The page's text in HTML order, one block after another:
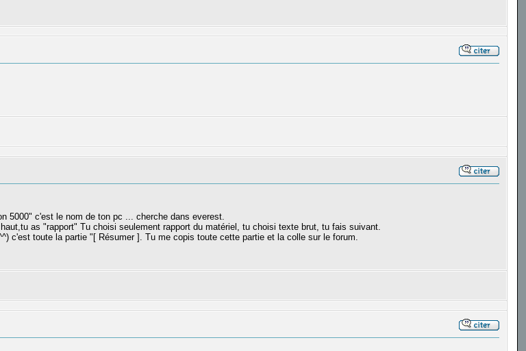
5000" c'est le nom de ton pc ... cherche dans everest.
as "rapport" Tu choisi seulement rapport du matériel, tu choisi texte brut, tu fais suivant.
c'est toute la partie "[ Résumer ]. Tu me copis toute cette partie et la colle sur le forum.